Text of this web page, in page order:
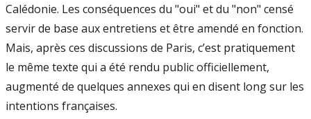
Calédonie. Les conséquences du "oui" et du "non" censé
servir de base aux entretiens et être amendé en fonction.
Mais, après ces discussions de Paris, c’est pratiquement
le même texte qui a été rendu public officiellement,
augmenté de quelques annexes qui en disent long sur les
intentions françaises.